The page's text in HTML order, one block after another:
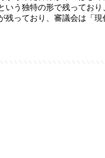
いう独特の形で残ってお
残っており、審議会は「現